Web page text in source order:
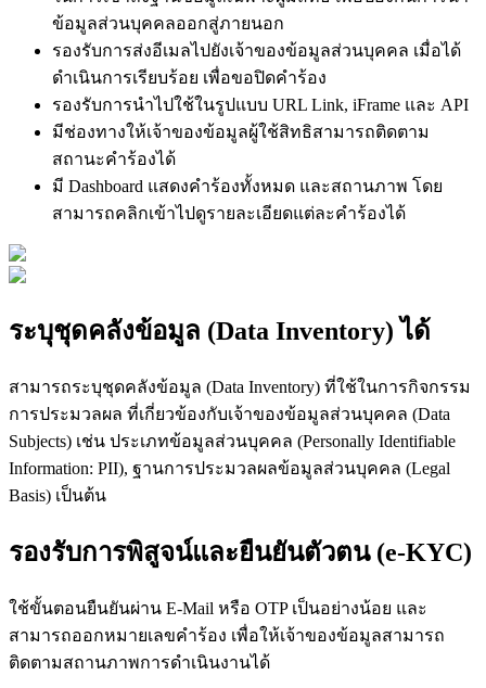
ข้อมูลส่วนบุคคลออกสู่ภายนอก
รองรับการส่งอีเมลไปยังเจ้าของข้อมูลส่วนบุคคล เมื่อได้
ดําเนินการเรียบร้อย เพื่อขอปิดคําร้อง
รองรับการนำไปใช้ในรูปแบบ URL Link, iFrame และ API
มีช่องทางให้เจ้าของข้อมูลผู้ใช้สิทธิสามารถติดตาม
สถานะคำร้องได้
มี Dashboard แสดงคําร้องทั้งหมด และสถานภาพ โดย
สามารถคลิกเข้าไปดูรายละเอียดแต่ละคําร้องได้
ระบุชุดคลังข้อมูล (Data Inventory) ได้
สามารถระบุชุดคลังข้อมูล (Data Inventory) ที่ใช้ในการกิจกรรม
การประมวลผล ที่เกี่ยวข้องกับเจ้าของข้อมูลส่วนบุคคล (Data
Subjects) เช่น ประเภทข้อมูลส่วนบุคคล (Personally Identifiable
Information: PII), ฐานการประมวลผลข้อมูลส่วนบุคคล (Legal
Basis) เป็นต้น
รองรับการพิสูจน์และยืนยันตัวตน (e-KYC)
ใช้ขั้นตอนยืนยันผ่าน E-Mail หรือ OTP เป็นอย่างน้อย และ
สามารถออกหมายเลขคําร้อง เพื่อให้เจ้าของข้อมูลสามารถ
ติดตามสถานภาพการดําเนินงานได้